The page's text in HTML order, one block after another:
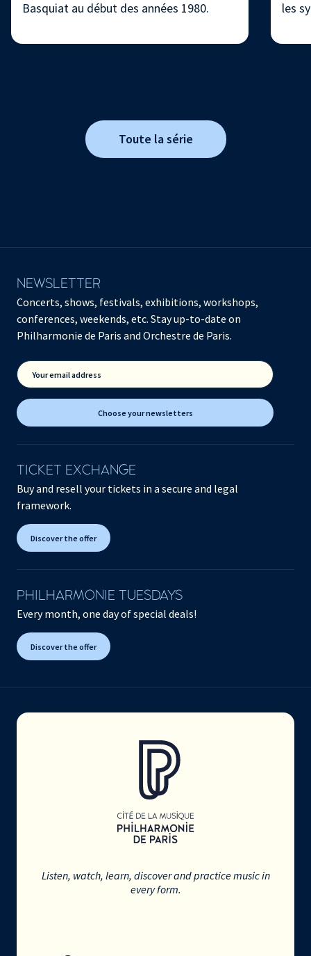
Basquiat au début des années 1980. les
Toute la série
NEWSLETTER
Concerts, shows, festivals, exhibitions, workshops,
conferences, weekends, etc. Stay up-to-date on
Philharmonie de Paris and Orchestre de Paris.
Your email address
Choose your newsletters
TICKET EXCHANGE
Buy and resell your tickets in a secure and legal
framework.
Discover the offer
PHILHARMONIE TUESDAYS
Every month, one day of special deals!
Discover the offer
Listen, watch, learn, discover and practice music in
every form.